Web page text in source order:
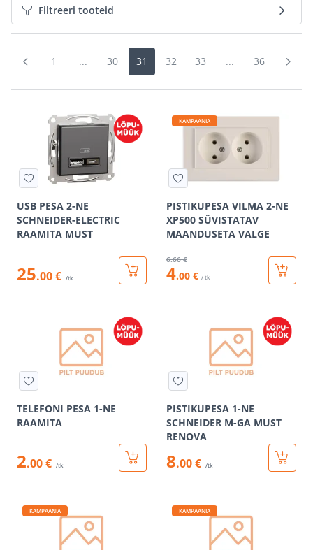
Filtreeri tooteid
1 ... 30 31 32 33 ... 36
USB PESA 2-NE
SCHNEIDER-ELECTRIC
RAAMITA MUST
25.00 € /tk
KAMPAANIA
PISTIKUPESA VILMA 2-NE
XP500 SÜVISTATAV
MAANDUSETA VALGE
6.66 €
4.00 € / tk
TELEFONI PESA 1-NE
RAAMITA
2.00 € /tk
PISTIKUPESA 1-NE
SCHNEIDER M-GA MUST
RENOVA
8.00 € /tk
KAMPAANIA KAMPAANIA